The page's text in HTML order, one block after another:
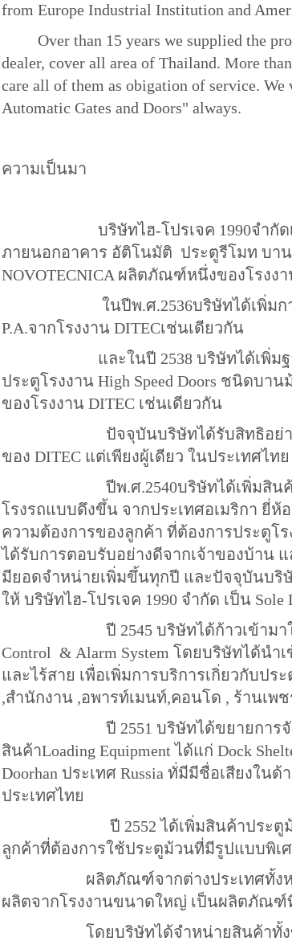
from Europe Industrial Institution and
Over than 15 years we supplied the
dealer, cover all area of Thailand. More
care all of them as obigation of service.
Automatic Gates and Doors" always.
ความเป็นมา
บริษัทไฮ-โปรเจค 1990จำกัดเริ่มก่
ภายนอกอาคาร อัติโนมัติ ประตูรีโมท บา
NOVOTECNICA ผลิตภัณฑ์หนึ่งของโรงง
ในปีพ.ศ.2536บริษัทได้เพิ่มการนำเ
P.A.จากโรงงาน DITECเช่นเดียวกัน
และในปี 2538 บริษัทได้เพิ่มฐานกา
ประตูโรงงาน High Speed Doors ชนิดบ
ของโรงงาน DITEC เช่นเดียวกัน
ปัจจุบันบริษัทได้รับสิทธิอย่างเป็นท
ของ DITEC แต่เพียงผู้เดียว ในประเทศไทย
ปีพ.ศ.2540บริษัทได้เพิ่มสินค้าอีกห
โรงรถแบบดึงขึ้น จากประเทศอเมริกา ยี่ห้อ
ความต้องการของลูกค้า ที่ต้องการประตูโ
ได้รับการตอบรับอย่างดีจากเจ้าของบ้าน
มียอดจำหน่ายเพิ่มขึ้นทุกปี และปัจจุบันบริษั
ให้ บริษัทไฮ-โปรเจค 1990 จำกัด เป็น
ปี 2545 บริษัทได้ก้าวเข้ามาในงานก
Control & Alarm System โดยบริษัทได้นำ
และไร้สาย เพื่อเพิ่มการบริการเกิ่ยวกับป
,สำนักงาน ,อพารท์เมนท์,คอนโด , ร้านเพ
ปี 2551 บริษัทได้ขยายการจัดจำห
สินค้าLoading Equipment ได้แก่ Dock
Doorhan ประเทศ Russia ทั่มีมีชื่อเสียงใ
ประเทศไทย
ปี 2552 ได้เพิ่มสินค้าประตูม้วนอลูมิ
ลูกค้าที่ต้องการใช้ประตูม้วนที่มีรูปแบบพิ
ผลิตภัณฑ์จากต่างประเทศทั้งหมดที่
ผลิตจากโรงงานขนาดใหญ่ เป็นผลิตภัณฑ์ที่
โดยบริษัทได้จำหน่ายสินค้าทั้งขายป